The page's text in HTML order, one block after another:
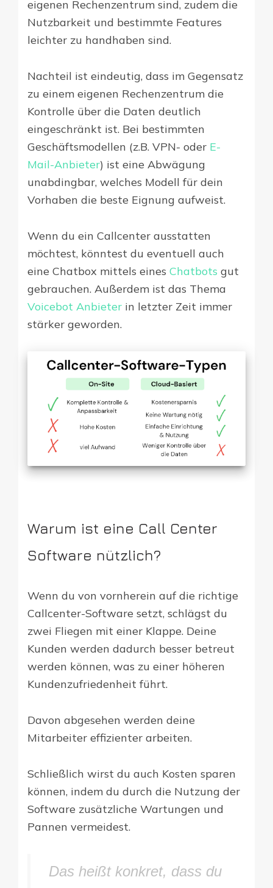
eigenen Rechenzentrum sind, zudem die
Nutzbarkeit und bestimmte Features
leichter zu handhaben sind.
Nachteil ist eindeutig, dass im Gegensatz
zu einem eigenen Rechenzentrum die
Kontrolle über die Daten deutlich
eingeschränkt ist. Bei bestimmten
Geschäftsmodellen (z.B. VPN- oder E-
Mail-Anbieter) ist eine Abwägung
unabdingbar, welches Modell für dein
Vorhaben die beste Eignung aufweist.
Wenn du ein Callcenter ausstatten
möchtest, könntest du eventuell auch
eine Chatbox mittels eines Chatbots gut
gebrauchen. Außerdem ist das Thema
Voicebot Anbieter in letzter Zeit immer
stärker geworden.
Warum ist eine Call Center
Software nützlich?
Wenn du von vornherein auf die richtige
Callcenter-Software setzt, schlägst du
zwei Fliegen mit einer Klappe. Deine
Kunden werden dadurch besser betreut
werden können, was zu einer höheren
Kundenzufriedenheit führt.
Davon abgesehen werden deine
Mitarbeiter effizienter arbeiten.
Schließlich wirst du auch Kosten sparen
können, indem du durch die Nutzung der
Software zusätzliche Wartungen und
Pannen vermeidest.
Das heißt konkret, dass du